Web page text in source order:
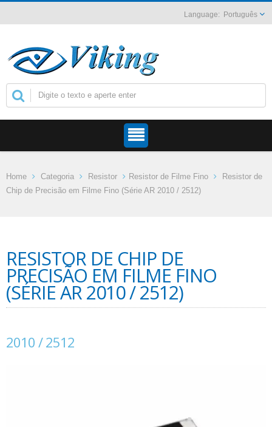
Português
Home Categoria Resistor Resistor de Filme Fino
Resistor de
Chip de Precisão em Filme Fino (Série AR 2010 / 2512)
RESISTOR DE CHIP DE
PRECISÃO EM FILME FINO
(SÉRIE AR 2010 / 2512)
2010 / 2512